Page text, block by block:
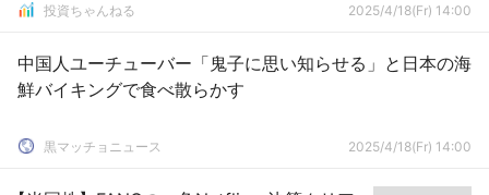
投資ちゃんねる 2025/4/18(Fr) 14:00
中国人ユーチューバー「鬼子に思い知らせる」と日本の海
鮮バイキングで食べ散らかす
黒マッチョニュース 2025/4/18(Fr) 14:00